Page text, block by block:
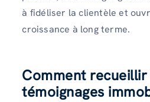
à fidéliser la clientèle et
croissance à long terme.
Comment recueillir
témoignages